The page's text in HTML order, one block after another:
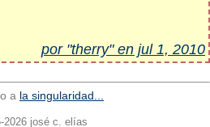
por "therry" en jul 1, 2010
a la singularidad...
2026 josé c. elías